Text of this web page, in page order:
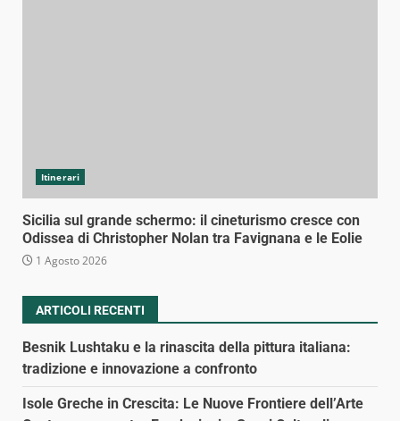
Itinerari
Sicilia sul grande schermo: il cineturismo cresce con
Odissea di Christopher Nolan tra Favignana e le Eolie
1 Agosto 2026
ARTICOLI RECENTI
Besnik Lushtaku e la rinascita della pittura italiana:
tradizione e innovazione a confronto
Isole Greche in Crescita: Le Nuove Frontiere dell’Arte